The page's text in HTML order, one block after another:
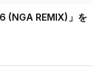
(NGA REMIX)」を